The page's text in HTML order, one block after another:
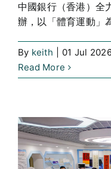
中國銀行（香港）全
辦，以「體育運動」
By keith 01 Jul
Read More